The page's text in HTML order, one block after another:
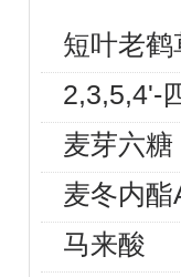
短叶老
2,3,5,4'-
麦芽六糖
麦冬内酯
马来酸